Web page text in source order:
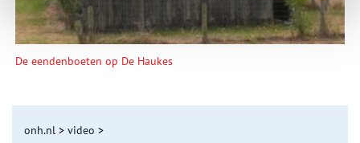
De eendenboeten op De Haukes
onh.nl > video >